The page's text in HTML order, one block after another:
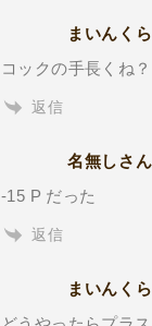
まいんく
コックの手長くね？
返信
名無しさん
-15 P だった
返信
まいんく